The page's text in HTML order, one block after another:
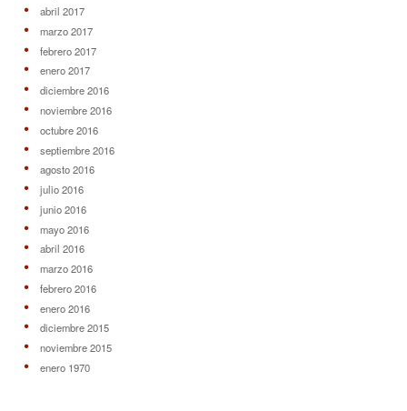
abril 2017
marzo 2017
febrero 2017
enero 2017
diciembre 2016
noviembre 2016
octubre 2016
septiembre 2016
agosto 2016
julio 2016
junio 2016
mayo 2016
abril 2016
marzo 2016
febrero 2016
enero 2016
diciembre 2015
noviembre 2015
enero 1970